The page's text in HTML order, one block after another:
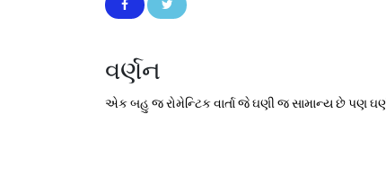
વર્ણન
એક બહુ જ રોમેન્ટિક વાર્તા જે ઘણી જ સામાન્ય છે પણ